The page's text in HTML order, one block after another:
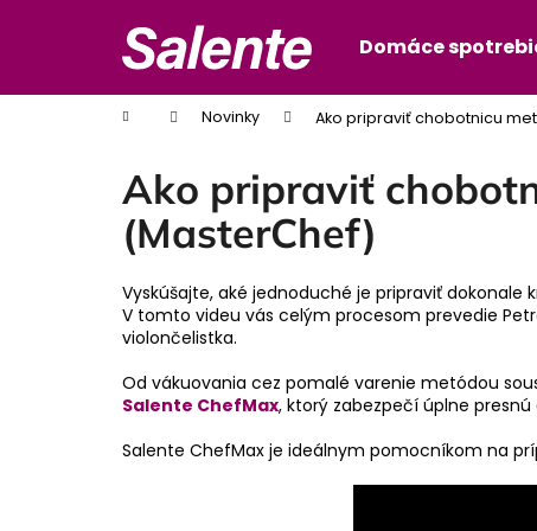
Domáce
Domov Novinky Ako pripraviť chobotnicu
Ako pripraviť
(MasterChef)
Vyskúšajte, aké jednoduché je pripraviť
V tomto videu vás celým procesom prevedie
violončelistka.
Od vákuovania cez pomalé varenie metódou
Salente ChefMax, ktorý zabezpečí úplne
Salente ChefMax je ideálnym pomocníkom na
í
Späť
obchodu
Späť
obchodu